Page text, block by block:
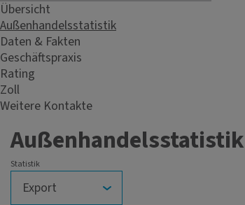
Übersicht
Außenhandelsstatistik
Daten & Fakten
Geschäftspraxis
Rating
Zoll
Weitere Kontakte
Statistik